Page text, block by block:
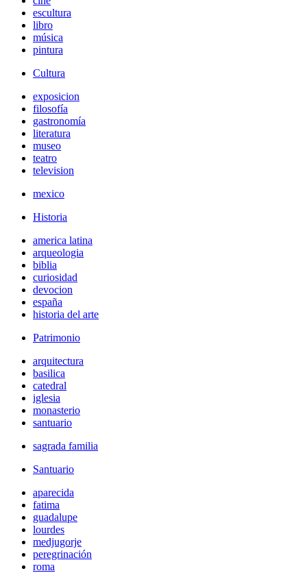
escultura
libro
música
pintura
Cultura
exposicion
filosofía
gastronomía
literatura
museo
teatro
television
mexico
Historia
america latina
arqueologia
biblia
curiosidad
devocion
españa
historia del arte
Patrimonio
arquitectura
basilica
catedral
iglesia
monasterio
santuario
sagrada familia
Santuario
aparecida
fatima
guadalupe
lourdes
medjugorje
peregrinación
roma